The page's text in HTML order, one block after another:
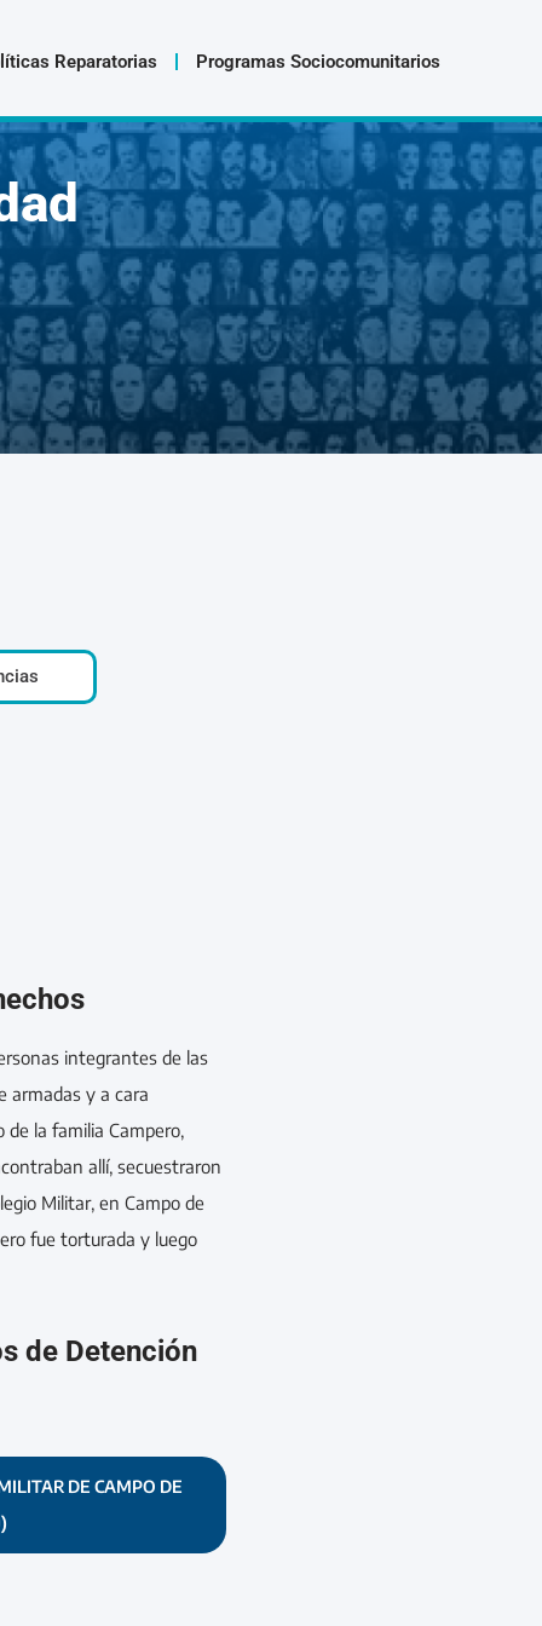
Reparatorias Programas Sociocomunitarios
integrantes de las
armadas y a cara
de la familia Campero,
allí, secuestraron
Militar, en Campo de
fue torturada y luego
de Detención
DE CAMPO DE